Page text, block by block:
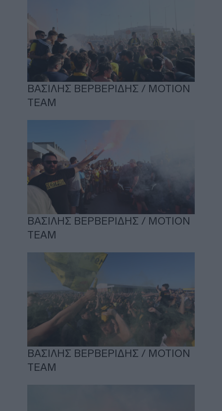
ΒΑΣΙΛΗΣ ΒΕΡΒΕΡΙΔΗΣ / ΜΟΤΙΟΝ
ΤΕΑΜ
ΒΑΣΙΛΗΣ ΒΕΡΒΕΡΙΔΗΣ / ΜΟΤΙΟΝ
ΤΕΑΜ
ΒΑΣΙΛΗΣ ΒΕΡΒΕΡΙΔΗΣ / ΜΟΤΙΟΝ
ΤΕΑΜ